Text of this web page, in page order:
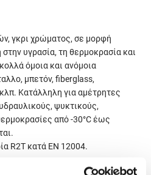
γκρι χρώματος, σε μορφή
υγρασία, τη θερμοκρασία και
όμοια και ανόμοια
μπετόν, fiberglass,
Κατάλληλη για αμέτρητες
ψυκτικούς,
από -30°C έως
R2T κατά ΕΝ 12004.